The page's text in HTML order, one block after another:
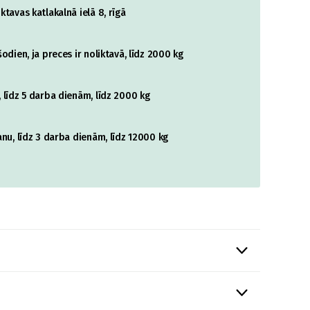
katlakalnā ielā 8, rīgā
ja preces ir noliktavā, līdz 2000 kg
5 darba dienām, līdz 2000 kg
līdz 3 darba dienām, līdz 12000 kg